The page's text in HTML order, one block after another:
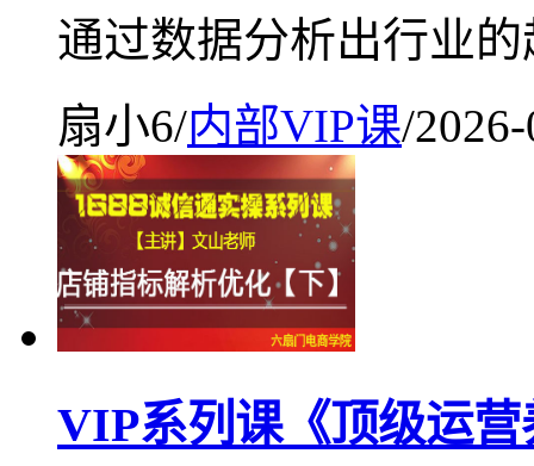
通过数据分析出行业的
扇小6/内部VIP课/
VIP系列课《顶级运